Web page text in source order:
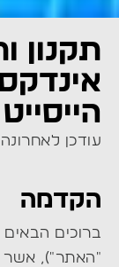
תקנון
עודכן לאחרונה: [22-04-
הקדמה
ברוכים
"האתר"), אשר